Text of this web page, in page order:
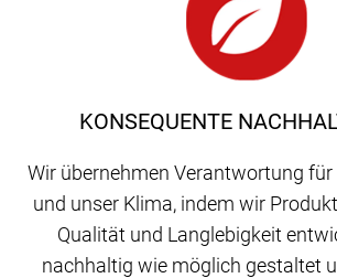
KONSEQUENTE
Wir übernehmen Verantwortung
und unser Klima, indem wir
Qualität und Langlebigkeit
nachhaltig wie möglich gestaltet